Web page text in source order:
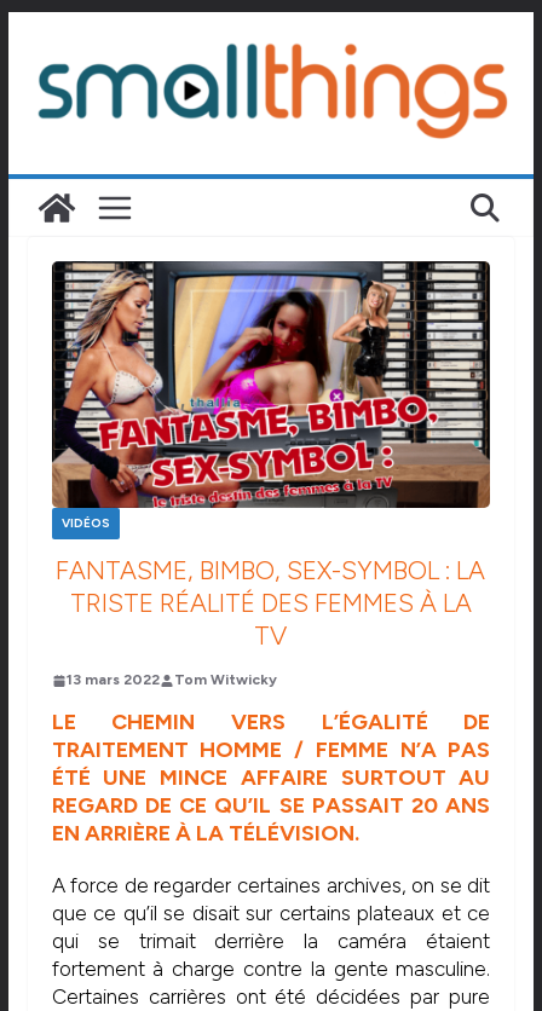
contenu
VIDÉOS
FANTASME, BIMBO, SEX-SYMBOL : LA
TRISTE RÉALITÉ DES FEMMES À LA
TV
13 mars 2022 Tom Witwicky
LE CHEMIN VERS L’ÉGALITÉ DE
TRAITEMENT HOMME / FEMME N’A PAS
ÉTÉ UNE MINCE AFFAIRE SURTOUT AU
REGARD DE CE QU’IL SE PASSAIT 20 ANS
EN ARRIÈRE À LA TÉLÉVISION.
A force de regarder certaines archives, on se dit
que ce qu’il se disait sur certains plateaux et ce
qui se trimait derrière la caméra étaient
fortement à charge contre la gente masculine.
Certaines carrières ont été décidées par pure